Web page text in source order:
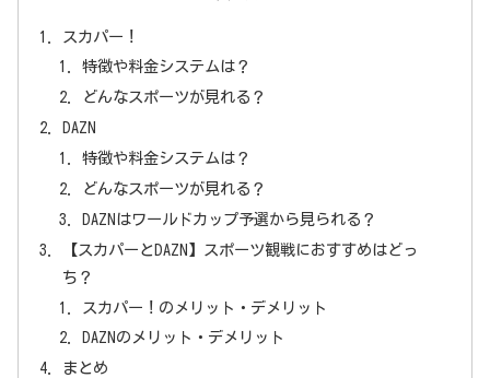
スカパー！
特徴や料金システムは？
どんなスポーツが見れる？
DAZN
特徴や料金システムは？
どんなスポーツが見れる？
DAZNはワールドカップ予選から見られる？
【スカパーとDAZN】スポーツ観戦におすすめはどっ
ち？
スカパー！のメリット・デメリット
DAZNのメリット・デメリット
まとめ